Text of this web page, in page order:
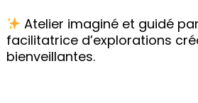
Atelier imaginé et guidé par
facilitatrice d’explorations
bienveillantes.